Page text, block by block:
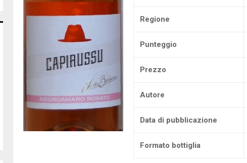
Regione
Punteggio
Prezzo
Autore
Data di pubblicazione
Formato bottiglia